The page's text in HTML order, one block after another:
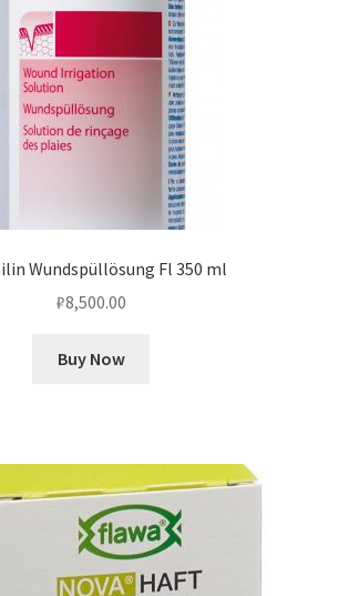
Wundspüllösung Fl 350 ml
₽8,500.00
Buy Now